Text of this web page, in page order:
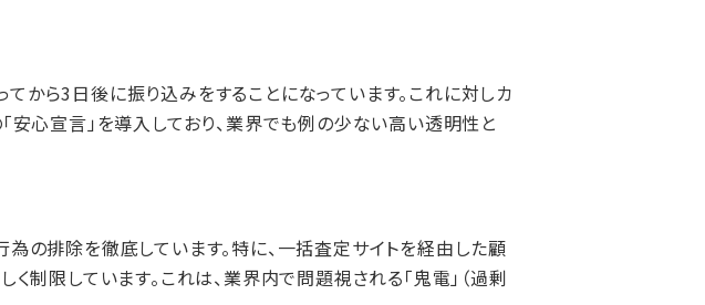
ら3日後に振り込みをすることになっています。これに対しカ
心宣言」を導入しており、業界でも例の少ない高い透明性と
の排除を徹底しています。特に、一括査定サイトを経由した顧
制限しています。これは、業界内で問題視される「鬼電」（過剰